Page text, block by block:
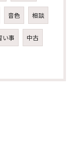
音色 相談
い事 中古